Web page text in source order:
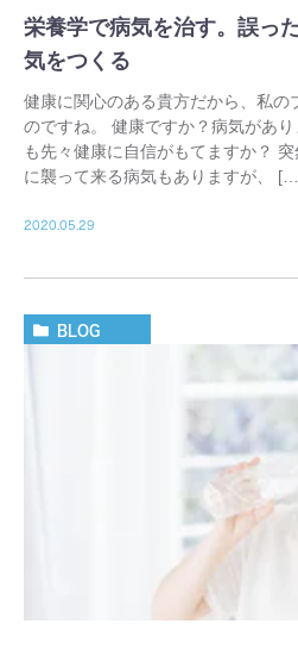
栄養学で病気を治す。誤っ
気をつくる
健康に関心のある貴方だから、私の
のですね。 健康ですか？病気があ
も先々健康に自信がもてますか？
に襲って来る病気もありますが、
2020.05.29
BLOG